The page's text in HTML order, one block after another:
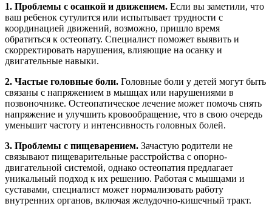
1. Проблемы с осанкой и движением. Если вы заметили, что
ваш ребенок сутулится или испытывает трудности с
координацией движений, возможно, пришло время
обратиться к остеопату. Специалист поможет выявить и
скорректировать нарушения, влияющие на осанку и
двигательные навыки.
2. Частые головные боли. Головные боли у детей могут быть
связаны с напряжением в мышцах или нарушениями в
позвоночнике. Остеопатическое лечение может помочь снять
напряжение и улучшить кровообращение, что в свою очередь
уменьшит частоту и интенсивность головных болей.
3. Проблемы с пищеварением. Зачастую родители не
связывают пищеварительные расстройства с опорно-
двигательной системой, однако остеопатия предлагает
уникальный подход к их решению. Работая с мышцами и
суставами, специалист может нормализовать работу
внутренних органов, включая желудочно-кишечный тракт.